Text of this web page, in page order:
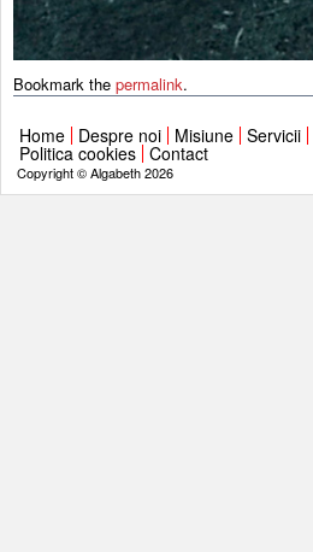
Bookmark the permalink.
Home Despre noi Misiune Servicii
Politica cookies Contact
Copyright © Algabeth 2026